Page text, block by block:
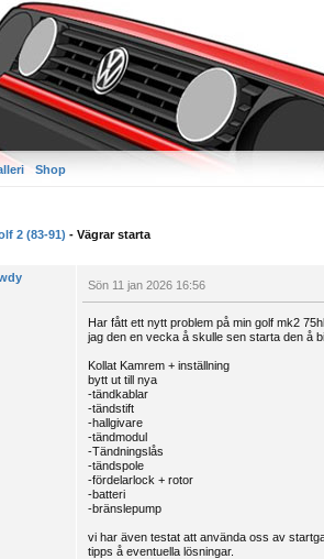
Shop
2 (83-91) - Vägrar starta
Sön 11 jan 2026 16:56
Har fått ett nytt problem på min golf mk2
jag den en vecka å skulle sen starta den å
Kollat Kamrem + inställning
bytt ut till nya
-tändkablar
-tändstift
-hallgivare
-tändmodul
-Tändningslås
-tändspole
-fördelarlock + rotor
-batteri
-bränslepump
vi har även testat att använda oss av
tipps å eventuella lösningar.